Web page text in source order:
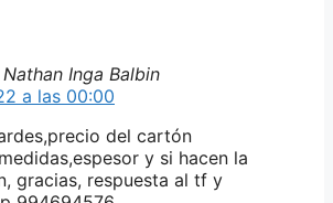
Inga Balbin
a las 00:00
del cartón
y si hacen la
gracias, respuesta al tf y